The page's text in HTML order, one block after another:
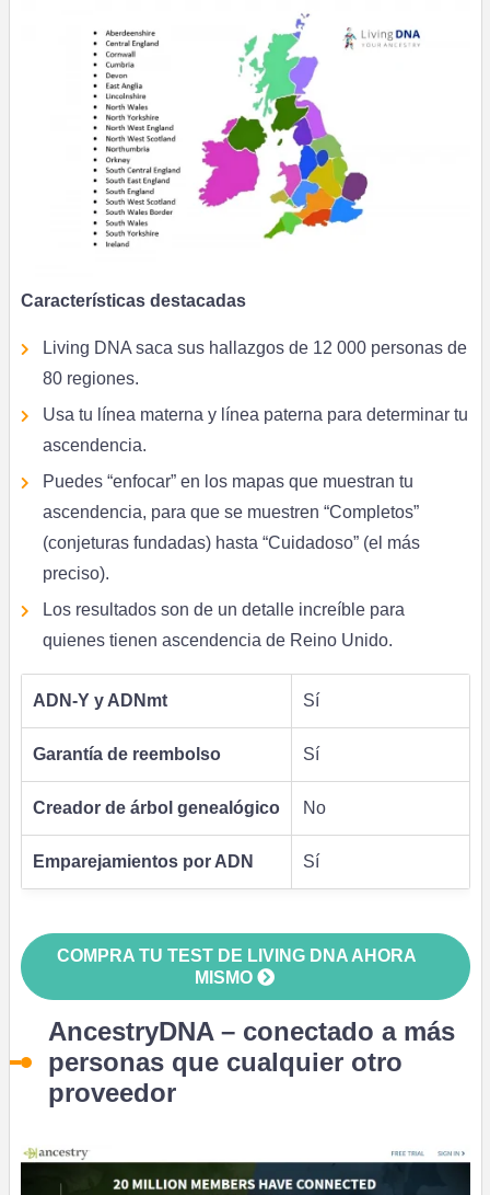
Características destacadas
Living DNA saca sus hallazgos de 12 000 personas de
80 regiones.
Usa tu línea materna y línea paterna para determinar tu
ascendencia.
Puedes “enfocar” en los mapas que muestran tu
ascendencia, para que se muestren “Completos”
(conjeturas fundadas) hasta “Cuidadoso” (el más
preciso).
Los resultados son de un detalle increíble para
quienes tienen ascendencia de Reino Unido.
ADN-Y y ADNmt Sí
Garantía de reembolso Sí
Creador de árbol genealógico No
Emparejamientos por ADN Sí
COMPRA TU TEST DE LIVING DNA AHORA
MISMO
AncestryDNA – conectado a más
personas que cualquier otro
proveedor